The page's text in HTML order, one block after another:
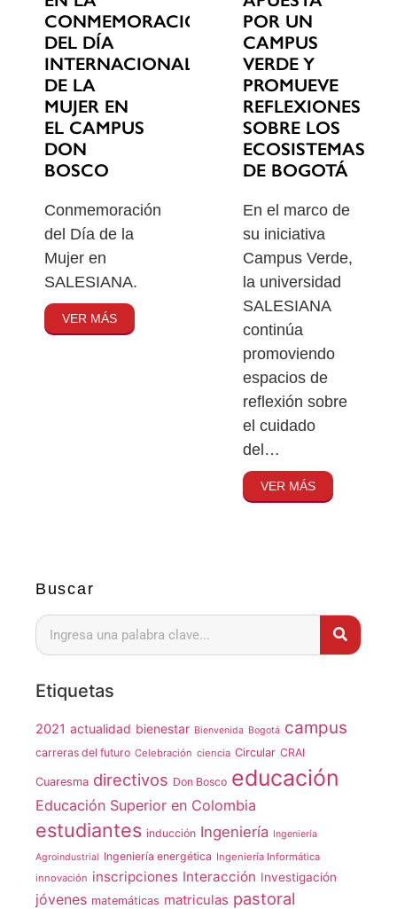
Buscar
Etiquetas
2021 actualidad bienestar Bienvenida Bogotá campus
carreras del futuro Celebración ciencia Circular CRAI
Cuaresma directivos Don Bosco educación
Educación Superior en Colombia
estudiantes inducción Ingeniería Ingeniería
Agroindustrial Ingeniería energética Ingeniería Informática
innovación inscripciones Interacción Investigación
jóvenes matemáticas matriculas pastoral
CONMEMORACIÓN
DEL DÍA
INTERNACIONAL
DE LA
MUJER EN
EL CAMPUS
DON
BOSCO
Conmemoración
del Día de la
Mujer en
SALESIANA.
VER MÁS
POR UN
CAMPUS
VERDE Y
PROMUEVE
REFLEXIONES
SOBRE LOS
ECOSISTEMAS
DE BOGOTÁ
En el marco de
su iniciativa
Campus Verde,
la universidad
SALESIANA
continúa
promoviendo
espacios de
reflexión sobre
el cuidado
del…
VER MÁS